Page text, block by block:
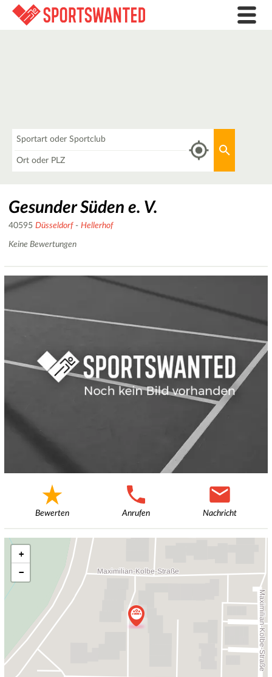
Gesunder Süden e. V.
40595 Düsseldorf- Hellerhof
Keine Bewertungen
Bewerten Anrufen Nachricht
+
−